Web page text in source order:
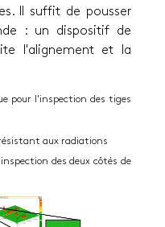
Il suffit de pousser
: un dispositif de
l'alignement et la
pour l'inspection des tiges
aux radiations
des deux côtés de